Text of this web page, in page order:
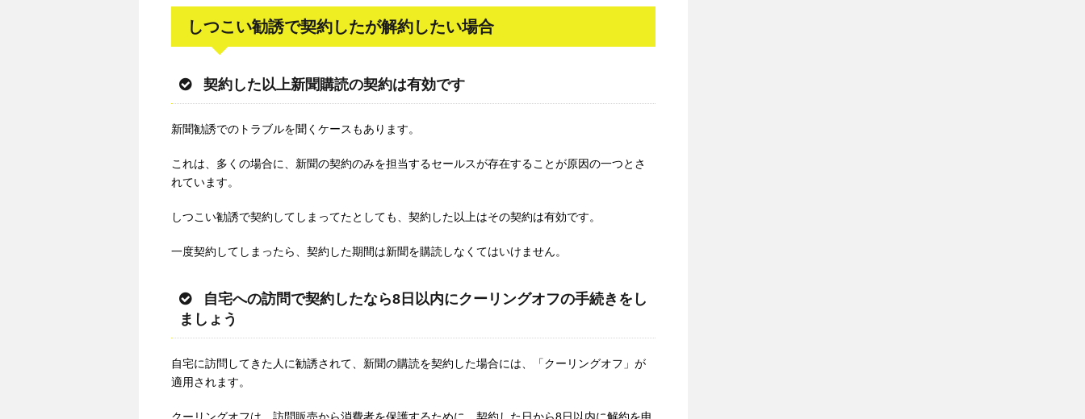
しつこい勧誘で契約したが解約したい場合
契約した以上新聞購読の契約は有効です
新聞勧誘でのトラブルを聞くケースもあります。
これは、多くの場合に、新聞の契約のみを担当するセールスが存在することが原因の一つとさ
れています。
しつこい勧誘で契約してしまってたとしても、契約した以上はその契約は有効です。
一度契約してしまったら、契約した期間は新聞を購読しなくてはいけません。
自宅への訪問で契約したなら8日以内にクーリングオフの手続きをし
ましょう
自宅に訪問してきた人に勧誘されて、新聞の購読を契約した場合には、「クーリングオフ」が
適用されます。